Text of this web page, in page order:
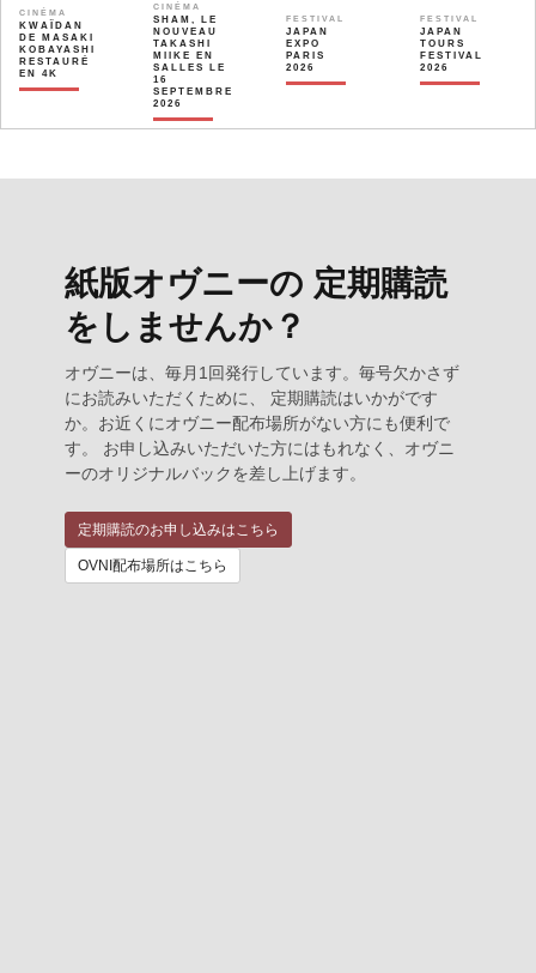
CINÉMA
KWAÏDAN
DE MASAKI
KOBAYASHI
RESTAURÉ
EN 4K
CINÉMA
SHAM, LE
NOUVEAU
TAKASHI
MIIKE EN
SALLES LE
16
SEPTEMBRE
2026
FESTIVAL
JAPAN
EXPO
PARIS
2026
FESTIVAL
JAPAN
TOURS
FESTIVAL
2026
紙版オヴニーの 定期購読
をしませんか？
オヴニーは、毎月1回発行しています。毎号欠かさず
にお読みいただくために、 定期購読はいかがです
か。お近くにオヴニー配布場所がない方にも便利で
す。 お申し込みいただいた方にはもれなく、オヴニ
ーのオリジナルバックを差し上げます。
定期購読のお申し込みはこちら
OVNI配布場所はこちら